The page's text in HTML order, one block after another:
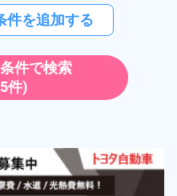
遣
件を追加する
件で検索
件)